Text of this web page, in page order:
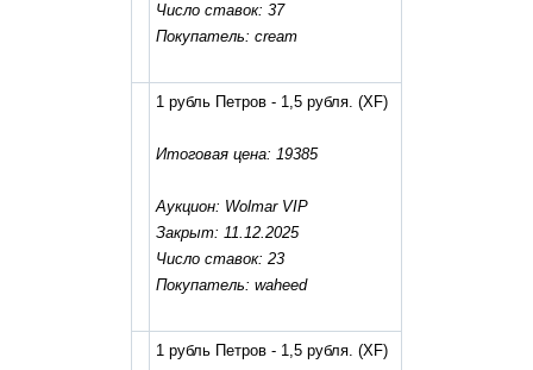
Число ставок: 37
Покупатель: cream
1 рубль Петров - 1,5 рубля. (XF)
Итоговая цена: 19385
Аукцион: Wolmar VIP
Закрыт: 11.12.2025
Число ставок: 23
Покупатель: waheed
1 рубль Петров - 1,5 рубля. (XF)